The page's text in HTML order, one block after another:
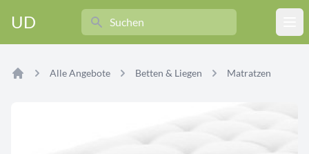
UD
Search
Alle Angebote Betten & Liegen Matratzen